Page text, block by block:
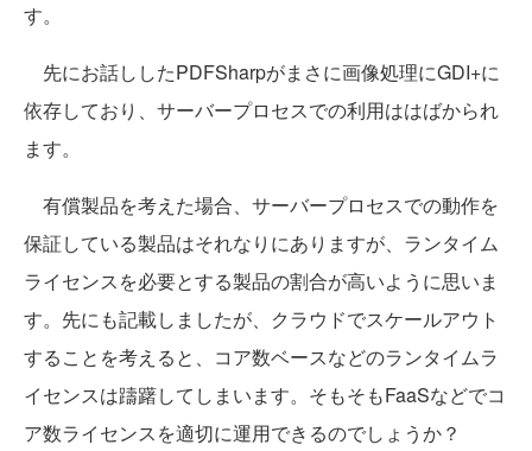
す。
先にお話ししたPDFSharpがまさに画像処理にGDI+に
依存しており、サーバープロセスでの利用ははばかられ
ます。
有償製品を考えた場合、サーバープロセスでの動作を
保証している製品はそれなりにありますが、ランタイム
ライセンスを必要とする製品の割合が高いように思いま
す。先にも記載しましたが、クラウドでスケールアウト
することを考えると、コア数ベースなどのランタイムラ
イセンスは躊躇してしまいます。そもそもFaaSなどでコ
ア数ライセンスを適切に運用できるのでしょうか？